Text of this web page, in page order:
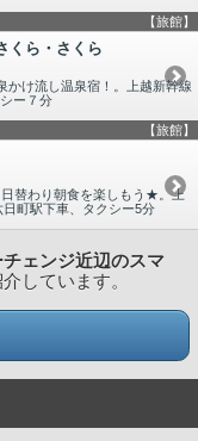
【旅館】
ら・さくら
け流し温泉宿！。上越新幹線
ー７分
【旅館】
替わり朝食を楽しもう★。上
町駅下車、タクシー5分
ェンジ近辺のスマ
しています。